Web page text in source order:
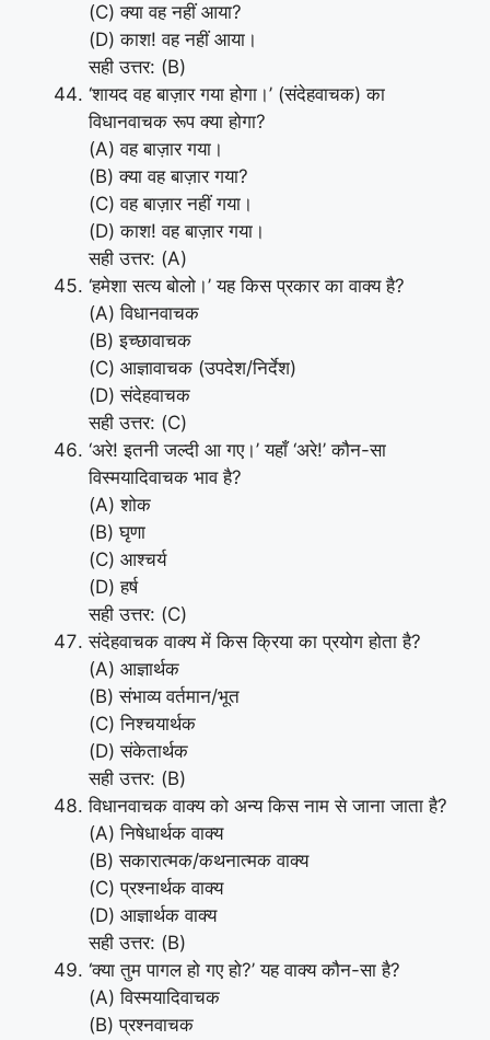
(C) क्या वह नहीं आया?
(D) काश! वह नहीं आया।
सही उत्तर: (B)
‘शायद वह बाज़ार गया होगा।’ (संदेहवाचक) का
विधानवाचक रूप क्या होगा?
(A) वह बाज़ार गया।
(B) क्या वह बाज़ार गया?
(C) वह बाज़ार नहीं गया।
(D) काश! वह बाज़ार गया।
सही उत्तर: (A)
‘हमेशा सत्य बोलो।’ यह किस प्रकार का वाक्य है?
(A) विधानवाचक
(B) इच्छावाचक
(C) आज्ञावाचक (उपदेश/निर्देश)
(D) संदेहवाचक
सही उत्तर: (C)
‘अरे! इतनी जल्दी आ गए।’ यहाँ ‘अरे!’ कौन-सा
विस्मयादिवाचक भाव है?
(A) शोक
(B) घृणा
(C) आश्चर्य
(D) हर्ष
सही उत्तर: (C)
संदेहवाचक वाक्य में किस क्रिया का प्रयोग होता है?
(A) आज्ञार्थक
(B) संभाव्य वर्तमान/भूत
(C) निश्चयार्थक
(D) संकेतार्थक
सही उत्तर: (B)
विधानवाचक वाक्य को अन्य किस नाम से जाना जाता है?
(A) निषेधार्थक वाक्य
(B) सकारात्मक/कथनात्मक वाक्य
(C) प्रश्नार्थक वाक्य
(D) आज्ञार्थक वाक्य
सही उत्तर: (B)
‘क्या तुम पागल हो गए हो?’ यह वाक्य कौन-सा है?
(A) विस्मयादिवाचक
(B) प्रश्नवाचक